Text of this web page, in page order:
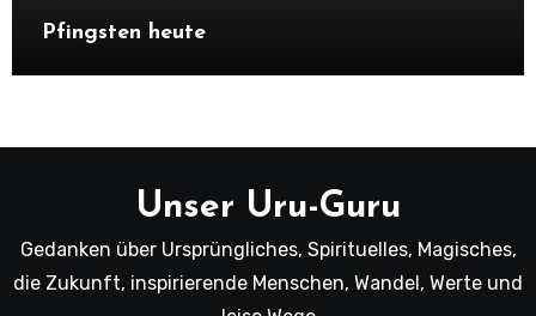
Pfingsten heute
Unser Uru-Guru
Gedanken über Ursprüngliches, Spirituelles, Magisches,
die Zukunft, inspirierende Menschen, Wandel, Werte und